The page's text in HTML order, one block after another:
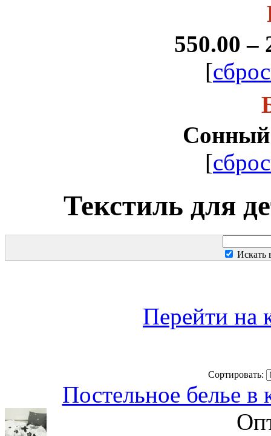
550.00 –
[
[
Текстиль для
Искать
Перейти на
Сортировать:
Постельное белье в